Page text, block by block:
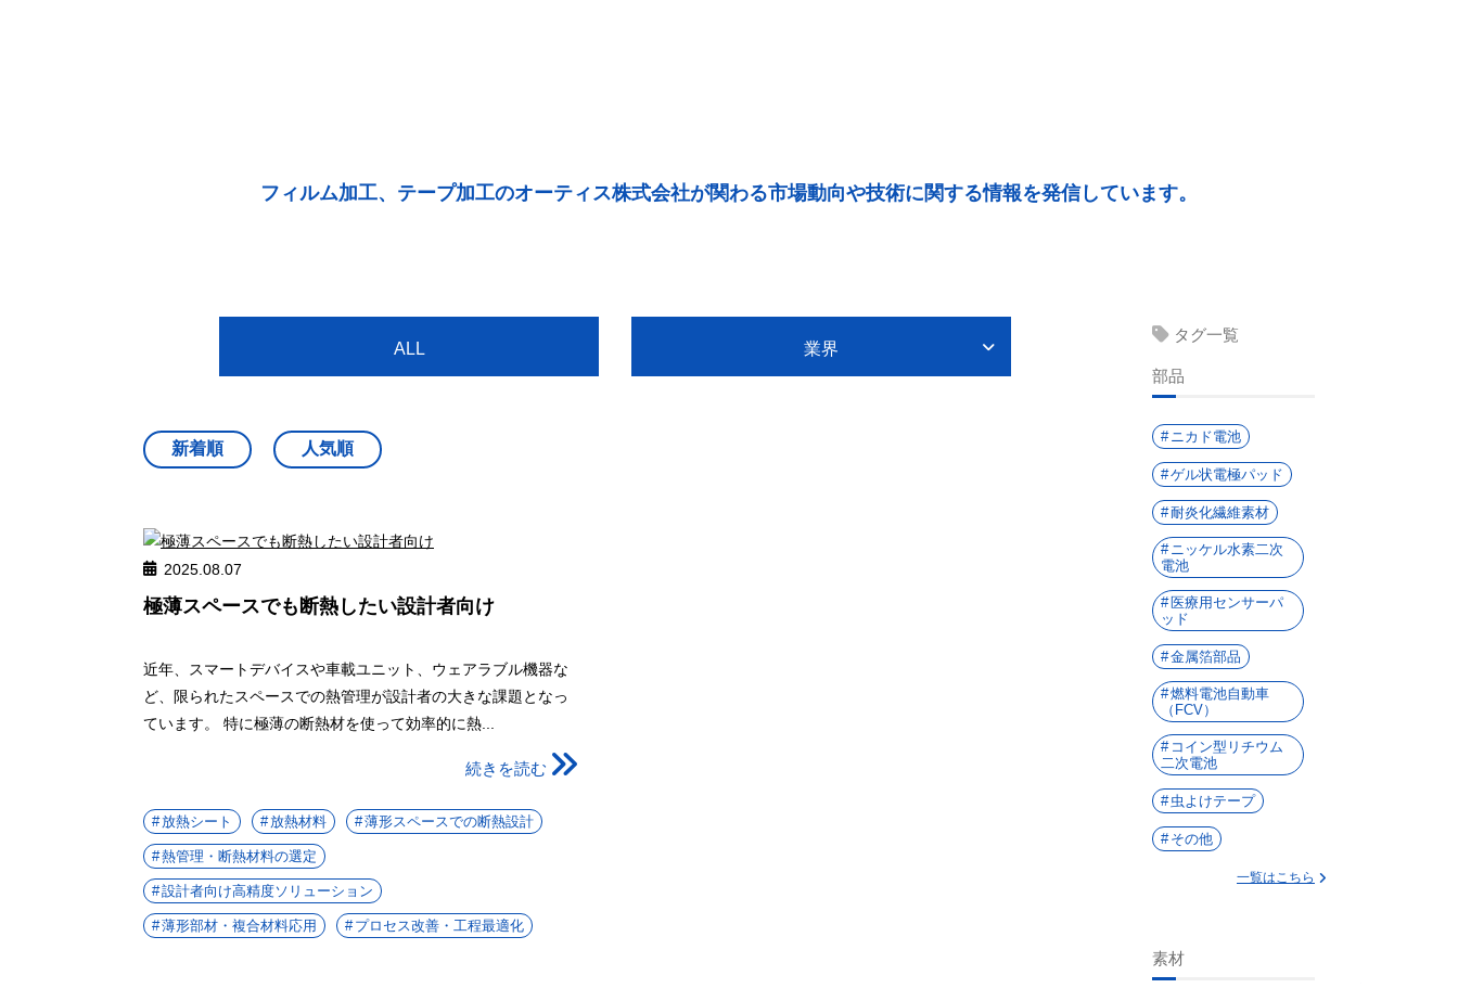
フィルム加工、テープ加工のオーティス株式会社が関わる市場動向や技術に関する情報を発信しています。
ALL 業界
2025.08.07
極薄スペースでも断熱したい設計者向け
近年、スマートデバイスや車載ユニット、ウェアラブル機器な
ど、限られたスペースでの熱管理が設計者の大きな課題となっ
ています。 特に極薄の断熱材を使って効率的に熱...
続きを読む
放熱シート 放熱材料 薄形スペースでの断熱設計
熱管理・断熱材料の選定
設計者向け高精度ソリューション
薄形部材・複合材料応用 プロセス改善・工程最適化
タグ一覧
部品
ニカド電池
ゲル状電極パッド
耐炎化繊維素材
ニッケル水素二次
電池
医療用センサーパ
ッド
金属箔部品
燃料電池自動車
（FCV）
コイン型リチウム
二次電池
虫よけテープ
その他
一覧はこちら
素材